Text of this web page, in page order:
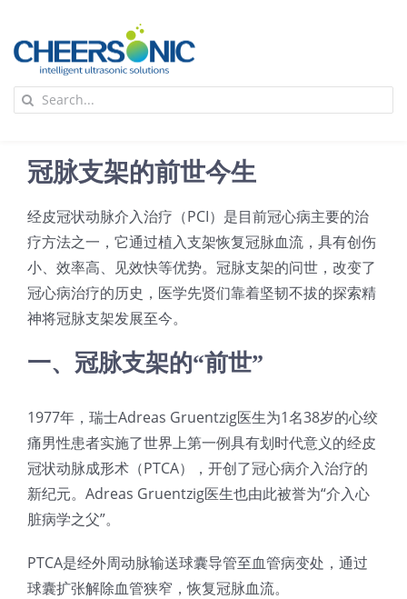
content
应用
超声波设备
技术及原理
氢能技术科普
光伏技术科普
锂电技术科普
联系我们
关于我们
Search
冠脉支架的前世今生
经皮冠状动脉介入治疗（PCI）是目前冠心病主要的治
疗方法之一，它通过植入支架恢复冠脉血流，具有创伤
小、效率高、见效快等优势。冠脉支架的问世，改变了
冠心病治疗的历史，医学先贤们靠着坚韧不拔的探索精
神将冠脉支架发展至今。
一、冠脉支架的“前世”
1977年，瑞士Adreas Gruentzig医生为1名38岁的心绞
痛男性患者实施了世界上第一例具有划时代意义的经皮
冠状动脉成形术（PTCA），开创了冠心病介入治疗的
新纪元。Adreas Gruentzig医生也由此被誉为“介入心
脏病学之父”。
PTCA是经外周动脉输送球囊导管至血管病变处，通过
球囊扩张解除血管狭窄，恢复冠脉血流。